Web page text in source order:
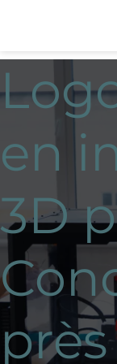
en
3D